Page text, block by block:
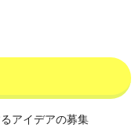
アイデアの募集